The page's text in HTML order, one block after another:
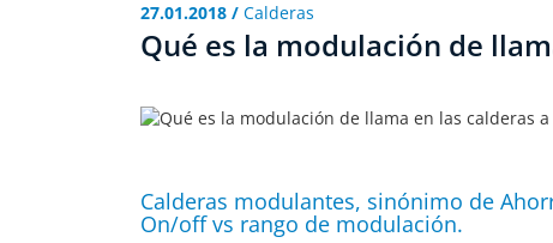
27.01.2018 / Calderas
Qué es la modulación de
Calderas modulantes, sinónimo de
On/off vs rango de modulación.